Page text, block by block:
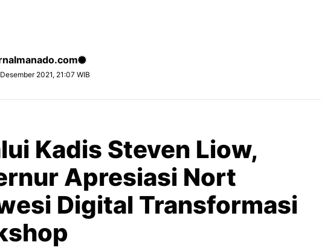
2021, 21:07 WIB
Kadis Steven Liow,
Apresiasi Nort
Digital Transformasi